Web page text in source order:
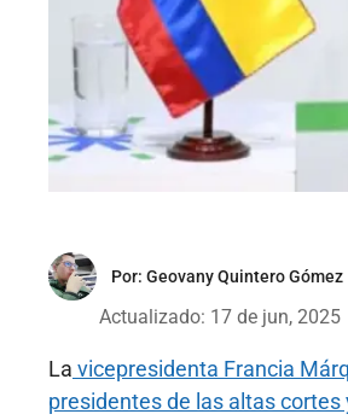
Por: Geovany Quintero Gómez
Actualizado: 17 de jun, 2025
La vicepresidenta Francia
presidentes de las altas cortes